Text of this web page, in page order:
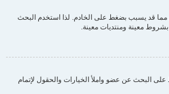
مما قد يسبب بضغط على الخادم. لذا استخدم البحث
بشروط معينة ومنتديات معينة.
البحث عن عضو واملأ الخيارات والحقول لإتمام